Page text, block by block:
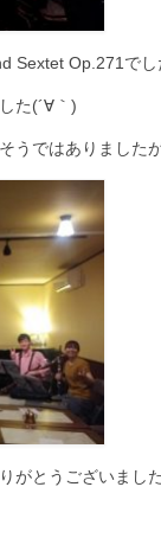
Sextet Op.271でし
た(´∀｀)
うではありました
がとうございました